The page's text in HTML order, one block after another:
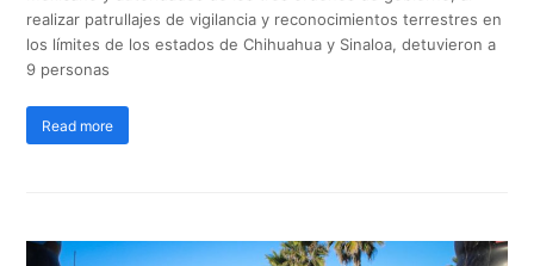
realizar patrullajes de vigilancia y reconocimientos terrestres en
los límites de los estados de Chihuahua y Sinaloa, detuvieron a
9 personas
Read more